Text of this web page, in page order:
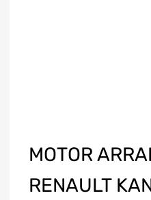
MOTOR
RENAULT